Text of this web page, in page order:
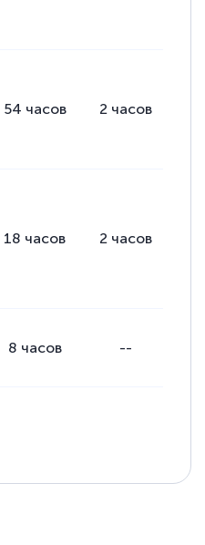
54 часов 2 часов
18 часов 2 часов
8 часов --